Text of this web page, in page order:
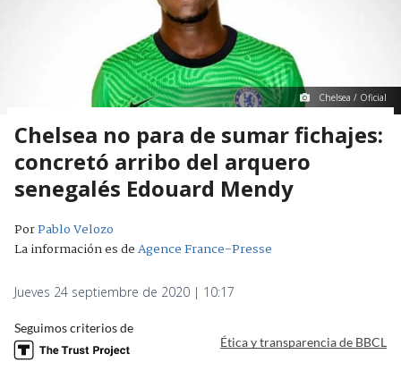
Chelsea / Oficial
Chelsea no para de sumar fichajes:
concretó arribo del arquero
senegalés Edouard Mendy
PorPablo Velozo
La información es deAgence France-Presse
Jueves 24 septiembre de 2020 | 10:17
Seguimos criterios de
Ética y transparencia de BBCL